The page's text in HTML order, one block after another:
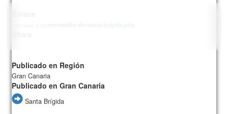
Publicado en Región
Gran Canaria
Publicado en Gran Canaria
Santa Brígida